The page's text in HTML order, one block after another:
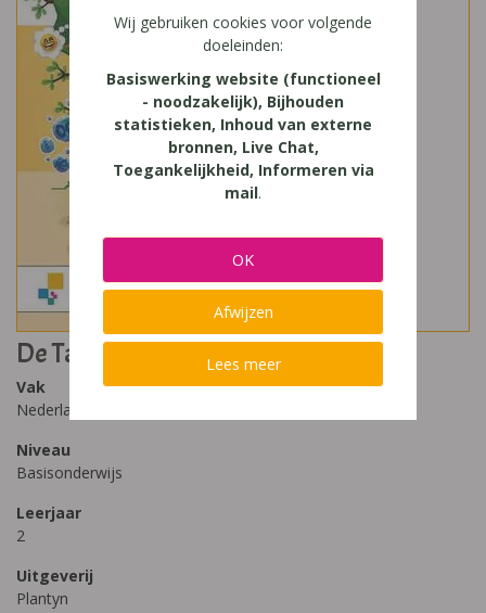
De Taalkanjers Spelling 2 Deel B
Vak
Nederlands
Niveau
Basisonderwijs
Leerjaar
2
Uitgeverij
Plantyn
Wij gebruiken cookies voor volgende
doeleinden:
Basiswerking website (functioneel
- noodzakelijk), Bijhouden
statistieken, Inhoud van externe
bronnen, Live Chat,
Toegankelijkheid, Informeren via
mail.
OK
Afwijzen
Lees meer